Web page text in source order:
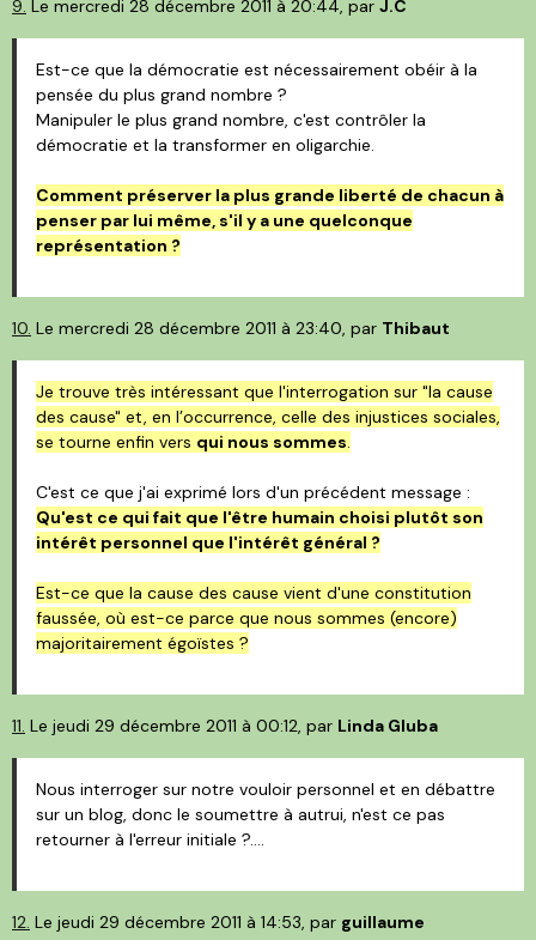
9. Le mercredi 28 décembre 2011 à 20:44, par J.C
Est-ce que la démocratie est nécessairement obéir à la
pensée du plus grand nombre ?
Manipuler le plus grand nombre, c'est contrôler la
démocratie et la transformer en oligarchie.
Comment préserver la plus grande liberté de chacun à
penser par lui même, s'il y a une quelconque
représentation ?
10. Le mercredi 28 décembre 2011 à 23:40, par Thibaut
Je trouve très intéressant que l'interrogation sur "la cause
des cause" et, en l’occurrence, celle des injustices sociales,
se tourne enfin vers qui nous sommes
C'est ce que j'ai exprimé lors d'un précédent message :
Qu'est ce qui fait que l'être humain choisi plutôt son
intérêt personnel que l'intérêt général ?
Est-ce que la cause des cause vient d'une constitution
faussée, où est-ce parce que nous sommes (encore)
majoritairement égoïstes ?
11. Le jeudi 29 décembre 2011 à 00:12, par Linda Gluba
Nous interroger sur notre vouloir personnel et en débattre
sur un blog, donc le soumettre à autrui, n'est ce pas
retourner à l'erreur initiale ?....
12. Le jeudi 29 décembre 2011 à 14:53, par guillaume